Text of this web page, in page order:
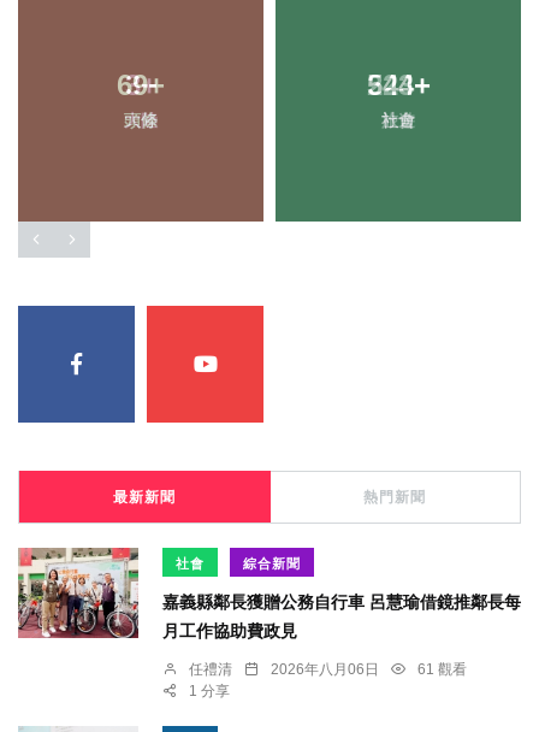
69+
頭條
544+
社會
最新新聞 熱門新聞
社會 綜合新聞
嘉義縣鄰長獲贈公務自行車 呂慧瑜借鏡推鄰長每
月工作協助費政見
任禮清 2026年八月06日
61 觀看
1 分享